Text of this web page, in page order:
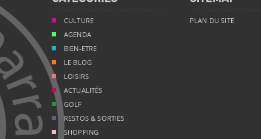
CULTURE
AGENDA
BIEN-ETRE
LE BLOG
LOISIRS
ACTUALITÉS
GOLF
RESTOS & SORTIES
SHOPPING
PLAN DU SITE